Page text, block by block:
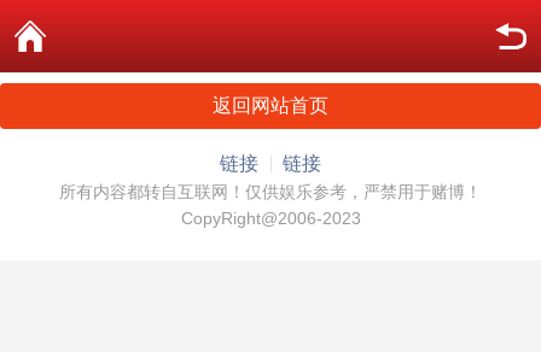
返回网站首页
链接 链接
所有内容都转自互联网！仅供娱乐参考，严禁用于赌博！
CopyRight@2006-2023